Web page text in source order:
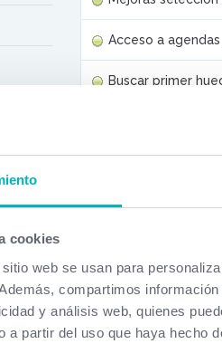
cookies
web se usan para
compartimos
y análisis web, quienes
a partir del uso que haya hecho
Acceso a
Buscar primer
Determinar que
Acceso de un
Visualizar